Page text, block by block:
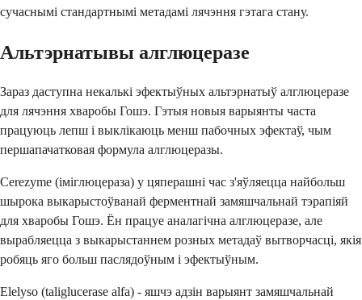
сучаснымі стандартнымі метадамі лячэння гэтага стану.
Альтэрнатывы алглюцеразе
Зараз даступна некалькі эфектыўных альтэрнатыў алглюцеразе
для лячэння хваробы Гошэ. Гэтыя новыя варыянты часта
працуюць лепш і выклікаюць менш пабочных эфектаў, чым
першапачатковая формула алглюцеразы.
Cerezyme (іміглюцераза) у цяперашні час з'яўляецца найбольш
шырока выкарыстоўванай ферментнай замяшчальнай тэрапіяй
для хваробы Гошэ. Ён працуе аналагічна алглюцеразе, але
вырабляецца з выкарыстаннем розных метадаў вытворчасці, якія
робяць яго больш паслядоўным і эфектыўным.
Elelyso (taliglucerase alfa) - яшчэ адзін варыянт замяшчальнай